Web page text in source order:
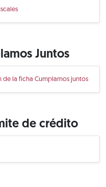
Juntos
de la ficha Cumplamos juntos
de crédito